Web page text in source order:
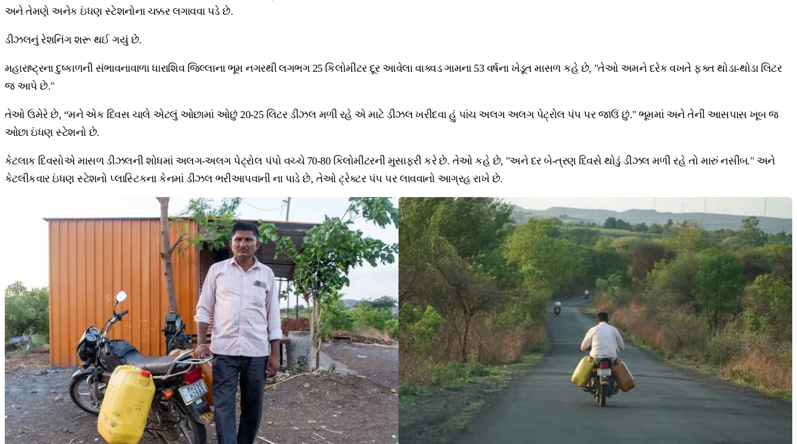
અને તેમણે અનેક ઇંધણ સ્ટેશનોના ચક્કર લગાવવા પડે છે.
ડીઝલનું રેશનિંગ શરૂ થઈ ગયું છે.
મહારાષ્ટ્રના દુષ્કાળની સંભાવનાવાળા ધારાશિવ જિલ્લાના ભૂમ નગરથી લગભગ 25 કિલોમીટર દૂર આવેલા વાક્વડ ગામના 53 વર્ષના ખેડૂત માસળ કહે છે, "તેઓ અમને દરેક વખતે ફક્ત થોડા-થોડા લિટર
જ આપે છે."
તેઓ ઉમેરે છે, “મને એક દિવસ ચાલે એટલું ઓછામાં ઓછું 20-25 લિટર ડીઝલ મળી રહે એ માટે ડીઝલ ખરીદવા હું પાંચ અલગ અલગ પેટ્રોલ પંપ પર જાઉં છું." ભૂમમાં અને તેની આસપાસ ખૂબ જ
ઓછા ઇંધણ સ્ટેશનો છે.
કેટલાક દિવસોએ માસળ ડીઝલની શોધમાં અલગ-અલગ પેટ્રોલ પંપો વચ્ચે 70-80 કિલોમીટરની મુસાફરી કરે છે. તેઓ કહે છે, "અને દર બે-ત્રણ દિવસે થોડું ડીઝલ મળી રહે તો મારું નસીબ." અને
કેટલીકવાર ઇંધણ સ્ટેશનો પ્લાસ્ટિકના કેનમાં ડીઝલ ભરીઆપવાની ના પાડે છે, તેઓ ટ્રેક્ટર પંપ પર લાવવાનો આગ્રહ રાખે છે.